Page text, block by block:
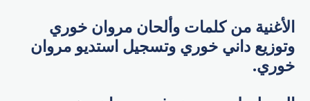
الأغنية من كلمات وألحان مروان خوري
وتوزيع داني خوري وتسجيل استديو مروان
خوري.